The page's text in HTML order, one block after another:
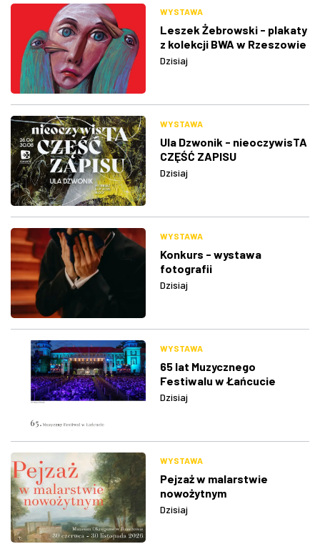
WYSTAWA
Leszek Żebrowski - plakaty
z kolekcji BWA w Rzeszowie
Dzisiaj
WYSTAWA
Ula Dzwonik - nieoczywisTA
CZĘŚĆ ZAPISU
Dzisiaj
WYSTAWA
Konkurs - wystawa
fotografii
Dzisiaj
WYSTAWA
65 lat Muzycznego
Festiwalu w Łańcucie
Dzisiaj
WYSTAWA
Pejzaż w malarstwie
nowożytnym
Dzisiaj